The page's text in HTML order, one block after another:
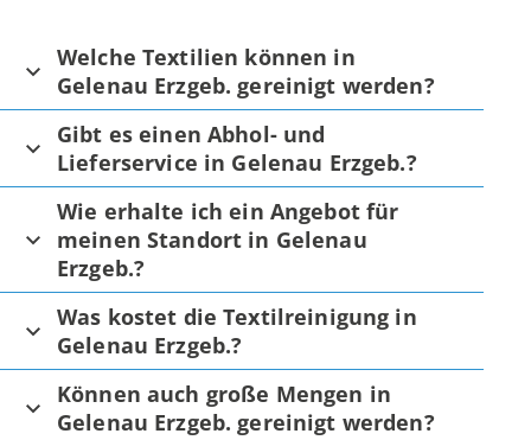
Welche Textilien können in
Gelenau Erzgeb. gereinigt werden?
Gibt es einen Abhol- und
Lieferservice in Gelenau Erzgeb.?
Wie erhalte ich ein Angebot für
meinen Standort in Gelenau
Erzgeb.?
Was kostet die Textilreinigung in
Gelenau Erzgeb.?
Können auch große Mengen in
Gelenau Erzgeb. gereinigt werden?